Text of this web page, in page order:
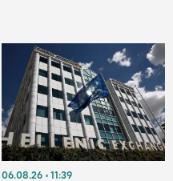
06.08.26 11:39